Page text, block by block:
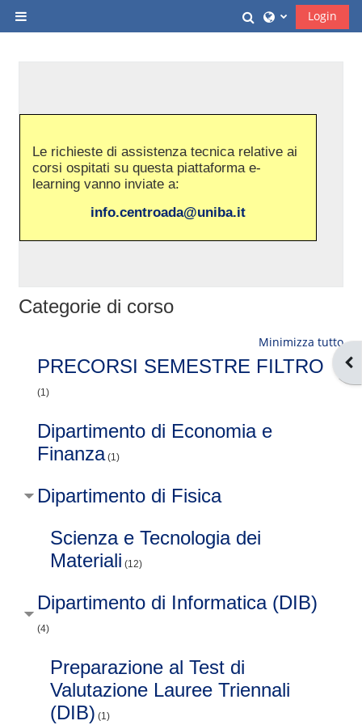
Pannello laterale
Attiva/disattiva
Login
Le richieste di assistenza tecnica relative ai
corsi ospitati su questa piattaforma e-
learningvanno inviate a:
info.centroada@uniba.it
Categorie di corso
Minimizza tutto
PRECORSI SEMESTRE FILTRO
(1)
Dipartimento di Economia e
Finanza(1)
Dipartimento di Fisica
Scienza e Tecnologia dei
Materiali (12)
Dipartimento di Informatica (DIB)
(4)
Preparazione al Test di
Valutazione Lauree Triennali
(DIB) (1)